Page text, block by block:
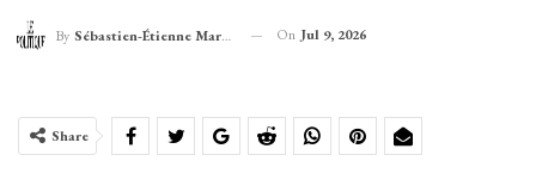
By Sébastien-Étienne Marechal On Jul 9, 2026
Share